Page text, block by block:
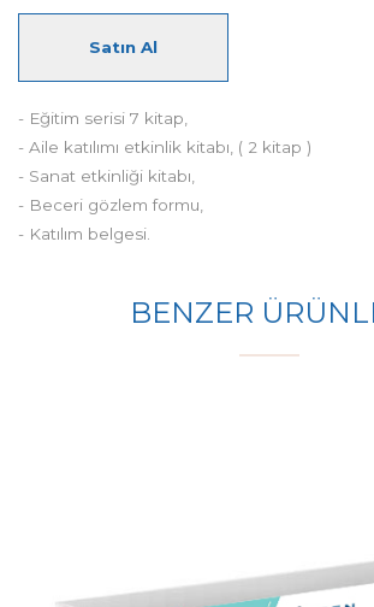
Satın Al
- Eğitim serisi 7 kitap,
- Aile katılımı etkinlik kitabı, ( 2 kitap )
- Sanat etkinliği kitabı,
- Beceri gözlem formu,
- Katılım belgesi.
BENZER